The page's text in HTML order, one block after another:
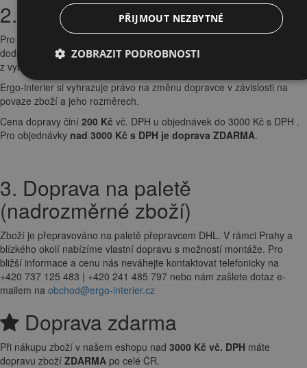
2. Přepravní společnost
Pro zboží, které není nutné přepravovat na paletě nebo zboží
dodávané přes naší dopravu Ergo Express, je možné zvolit jednu
z vybraných společností: PPL, DPD, GLS, TopTrans, Geis.
Ergo-interier si vyhrazuje právo na změnu dopravce v závislosti na
povaze zboží a jeho rozměrech.
Cena dopravy činí 200 Kč vč. DPH u objednávek do 3000 Kč s DPH .
Pro objednávky nad 3000 Kč s DPH je doprava ZDARMA.
3. Doprava na paletě
(nadrozměrné zboží)
Zboží je přepravováno na paletě přepravcem DHL. V rámci Prahy a
blízkého okolí nabízíme vlastní dopravu s možností montáže. Pro
bližší informace a cenu nás neváhejte kontaktovat telefonicky na
+420 737 125 483 | +420 241 485 797 nebo nám zašlete dotaz e-
mailem na obchod@ergo-interier.cz
Doprava zdarma
Při nákupu zboží v našem eshopu nad 3000 Kč vč. DPH máte
dopravu zboží ZDARMA po celé ČR.
PŘIJMOUT NEZBYTNÉ
ZOBRAZIT PODROBNOSTI